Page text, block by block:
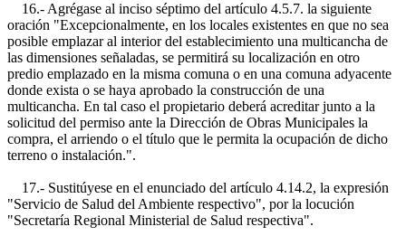
16.- Agrégase al inciso séptimo del artículo 4.5.7. la siguiente
oración "Excepcionalmente, en los locales existentes en que no sea
posible emplazar al interior del establecimiento una multicancha de
las dimensiones señaladas, se permitirá su localización en otro
predio emplazado en la misma comuna o en una comuna adyacente
donde exista o se haya aprobado la construcción de una
multicancha. En tal caso el propietario deberá acreditar junto a la
solicitud del permiso ante la Dirección de Obras Municipales la
compra, el arriendo o el título que le permita la ocupación de dicho
terreno o instalación.".
17.- Sustitúyese en el enunciado del artículo 4.14.2, la expresión
"Servicio de Salud del Ambiente respectivo", por la locución
"Secretaría Regional Ministerial de Salud respectiva".